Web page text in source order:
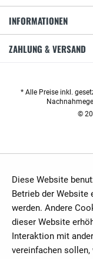
INFORMATIONEN
ZAHLUNG & VERSAND
* Alle Preise inkl.
©
Diese Website
Betrieb der
werden. Andere
dieser Website
Interaktion mit
vereinfachen